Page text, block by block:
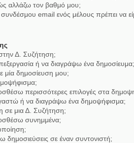
αλλάζω τον βαθμό μου;
email ενός μέλους πρέπει να
Δ. Συζήτηση;
ή να διαγράψω ένα δημοσίευμα;
δημοσίευση μου;
περισσότερες επιλογές στα
ή να διαγράψω ένα δημοψήφισμα;
σε μια Δ. Συζήτηση;
συνημμένα;
σε έναν συντονιστή;